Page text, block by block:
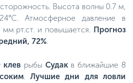
Высота волны 0.7 м,
Атмосферное давление в
рт.ст. и повышается. Прогноз
72%.
клев рыбы Судакв ближайшие 8
.Лучшие дни для ловли